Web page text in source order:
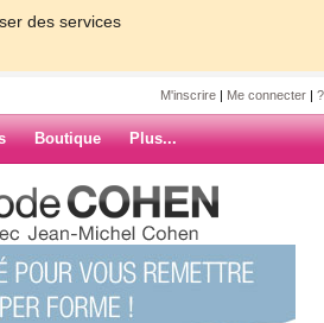
des services
M'inscrire | Me connecter |
Boutique Plus...